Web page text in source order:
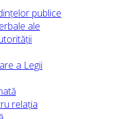
publice
ale
a Legii
relația